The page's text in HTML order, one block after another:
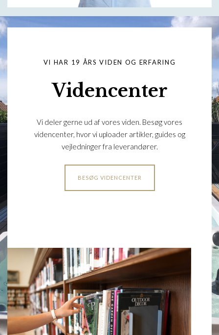
VI HAR 19 ÅRS VIDEN OG ERFARING
Videncenter
Vi deler gerne ud af vores viden. Besøg vores
videncenter, hvor vi uploader artikler, guides og
vejledninger fra leverandører.
BESØG VIDENCENTER